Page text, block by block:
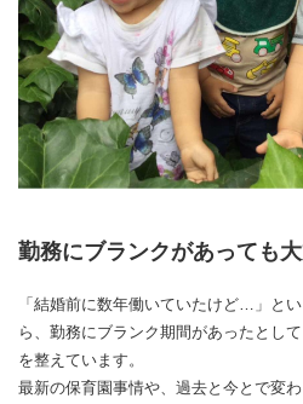
勤務にブランクがあっても大
「結婚前に数年働いていたけど…」と
ら、勤務にブランク期間があったとし
を整えています。
最新の保育園事情や、過去と今とで変